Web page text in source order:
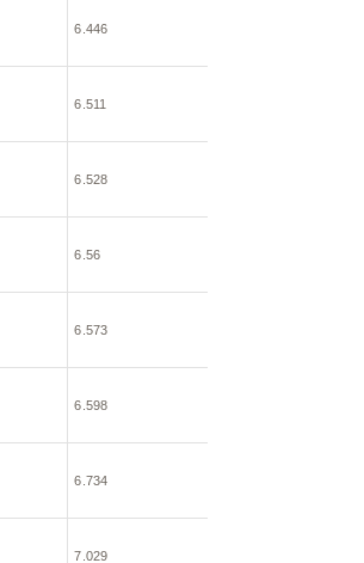
6.446
6.511
6.528
6.56
6.573
6.598
6.734
7.029